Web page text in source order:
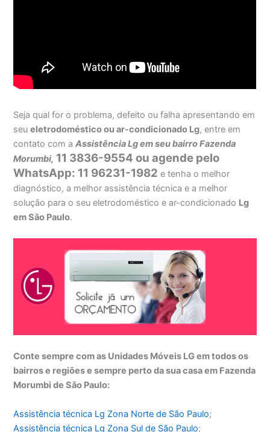
Seja qual for o problema, defeito ou falha apresentando em
seueletrodoméstico ou ar-condicionado Lg, entre em
contato com aAssistência Lg em seu bairro Fazenda
Morumbi, 11 3836-9554 ou agende pelo
WhatsApp: 11 96231-1982 e tenha o melhor
diagnóstico, a melhor assistência técnica e a melhor
solução para o seu eletrodoméstico e ar-condicionado Lg
em São Paulo.
Conte sempre com as Unidades Móveis LG em todos os
bairros e regiões e sempre perto da sua casa em Fazenda
Morumbi de São Paulo:
Assistência técnica Lg Zona Norte de São Paulo;
Assistência técnica Lg Zona Sul de São Paulo;